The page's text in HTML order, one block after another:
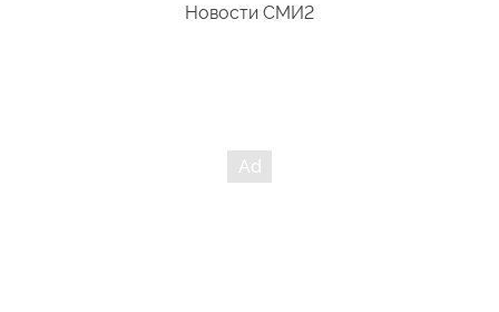
Новости СМИ2